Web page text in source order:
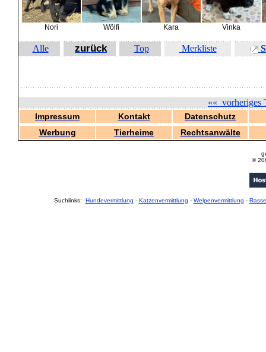
Nori Wölfi Kara Vinka
Alle zurück Top Merkliste
«« vorheriges
Impressum Kontakt
Datenschutz
Werbung
Tierheime Rechtsanwälte
©
Suchlinks: Hundevermittlung - Katzenvermittlung - Welpenvermittlung -